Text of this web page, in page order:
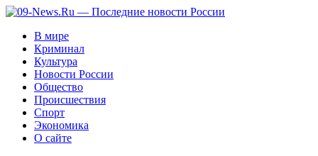
В мире
Криминал
Культура
Новости России
Общество
Происшествия
Спорт
Экономика
О сайте